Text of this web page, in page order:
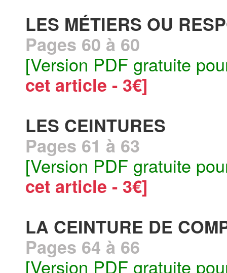
LES MÉTIERS OU
Pages 60 à 60
[Version PDF gratuite
cet article - 3€]
LES CEINTURES
Pages 61 à 63
[Version PDF gratuite
cet article - 3€]
LA CEINTURE DE
Pages 64 à 66
[Version PDF gratuite